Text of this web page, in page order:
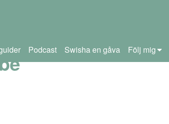
Podcast Swisha en gåva Följ mig